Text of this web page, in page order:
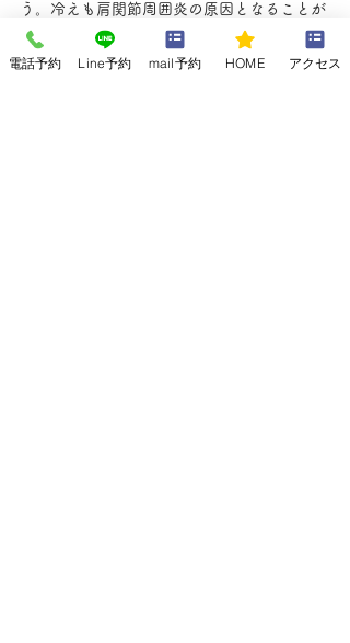
う。冷えも肩関節周囲炎の原因となることが
ありますので、体を冷やさないように注意し
ましょう。
電話予約 Line予約 mail予約 HOME アクセス